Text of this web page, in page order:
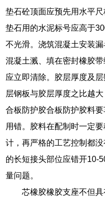
垫石砼顶面应预先用水平
垫石用的水泥标号应高于
不光滑。浇筑混凝土安装
混凝土溅、填在密封橡胶
应立即清除。胶层厚度及
层钢板与胶层厚度之比越
合板防护胶合板防护胶料
用错。胶料在配制时一定
计，再严格的工艺控制都
的长短接头部位应错开10-
量问题。
芯橡胶橡胶支座不但